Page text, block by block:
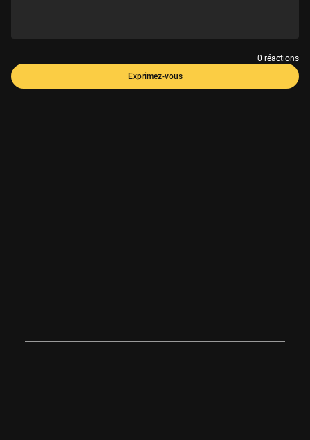
0 réactions
Exprimez-vous